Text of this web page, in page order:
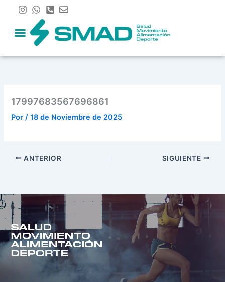
contenido
17997683567696861
Por/18 de Noviembre de 2025
ANTERIOR SIGUIENTE